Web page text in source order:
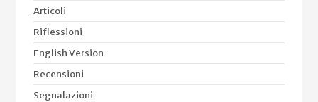
Articoli
Riflessioni
English Version
Recensioni
Segnalazioni